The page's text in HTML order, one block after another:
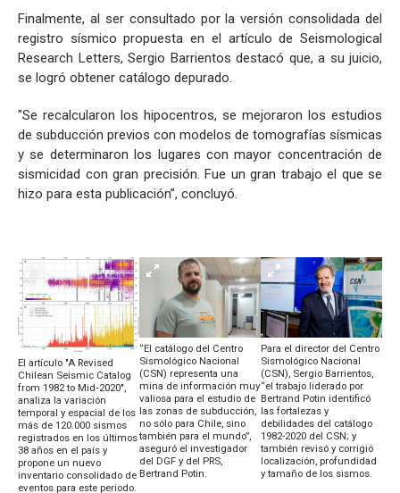
El artículo "A Revised
Chilean Seismic Catalog
from 1982 to Mid‐2020",
analiza la variación
temporal y espacial de los
más de 120.000 sismos
registrados en los últimos
38 años en el país y
propone un nuevo
inventario consolidado de
eventos para este periodo.
“El catálogo del Centro
Sismológico Nacional
(CSN) representa una
mina de información muy
valiosa para el estudio de
las zonas de subducción,
no sólo para Chile, sino
también para el mundo”,
aseguró el investigador
del DGF y del PRS,
Bertrand Potin.
Para el director del Centro
Sismológico Nacional
(CSN), Sergio Barrientos,
“el trabajo liderado por
Bertrand Potin identificó
las fortalezas y
debilidades del catálogo
1982-2020 del CSN; y
también revisó y corrigió
localización, profundidad
y tamaño de los sismos.
Finalmente, al ser consultado por la versión consolidada del
registro sísmico propuesta en el artículo de Seismological
Research Letters, Sergio Barrientos destacó que, a su juicio,
se logró obtener catálogo depurado.
"Se recalcularon los hipocentros, se mejoraron los estudios
de subducción previos con modelos de tomografías sísmicas
y se determinaron los lugares con mayor concentración de
sismicidad con gran precisión. Fue un gran trabajo el que se
hizo para esta publicación”, concluyó.